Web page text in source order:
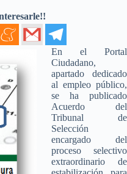
En el Portal
Ciudadano,
apartado dedicado
al empleo público,
se ha publicado
Acuerdo del
Tribunal de
Selección
encargado del
proceso selectivo
extraordinario de